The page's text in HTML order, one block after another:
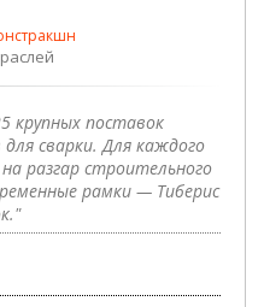
крупных поставок
сварки. Для каждого
разгар строительного
рамки — Тиберис